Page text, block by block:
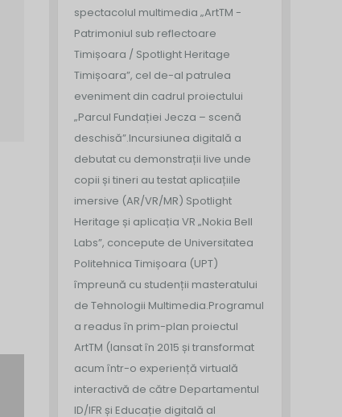
spectacolul multimedia „ArtTM -
Patrimoniul sub reflectoare
Timișoara / Spotlight Heritage
Timișoara”, cel de-al patrulea
eveniment din cadrul proiectului
„Parcul Fundației Jecza – scenă
deschisă”.Incursiunea digitală a
debutat cu demonstrații live unde
copii și tineri au testat aplicațiile
imersive (AR/VR/MR) Spotlight
Heritage și aplicația VR „Nokia Bell
Labs”, concepute de Universitatea
Politehnica Timișoara (UPT)
împreună cu studenții masteratului
de Tehnologii Multimedia.Programul
a readus în prim-plan proiectul
ArtTM (lansat în 2015 și transformat
acum într-o experiență virtuală
interactivă de către Departamentul
ID/IFR și Educație digitală al